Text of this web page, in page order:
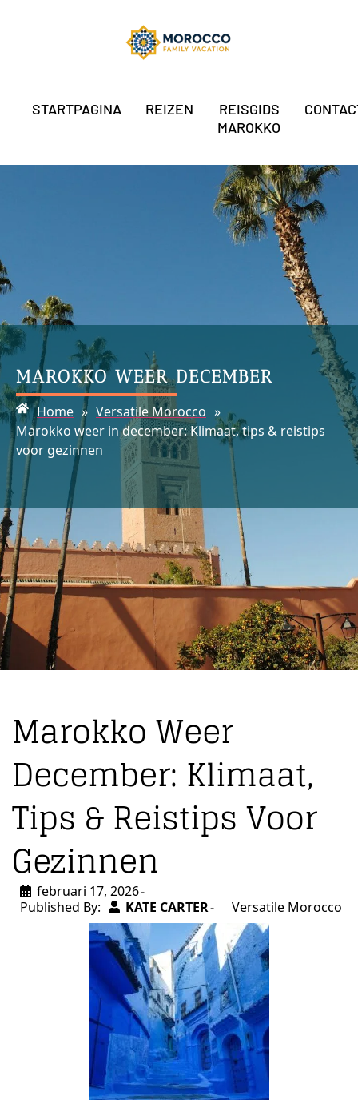
STARTPAGINA REIZEN
REISGIDS
MAROKKO
MAROKKO WEER DECEMBER
Home » Versatile Morocco »
Marokko weer in december: Klimaat, tips & reistips
voor gezinnen
Marokko Weer
December: Klimaat,
Tips & Reistips Voor
Gezinnen
februari 17, 2026
Published By:
KATE CARTER Versatile Morocco